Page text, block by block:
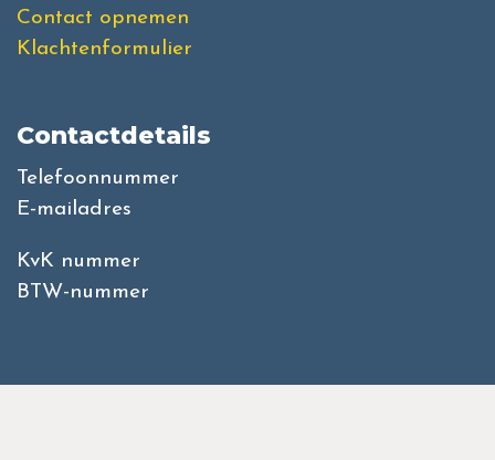
Contact opnemen
Klachtenformulier
Contactdetails
Telefoonnummer
E-mailadres
KvK nummer
BTW-nummer